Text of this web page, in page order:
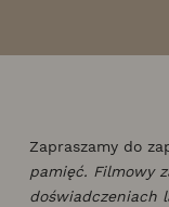
Zapraszamy do
pamięć. Filmowy
doświadczeniach